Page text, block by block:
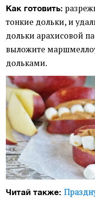
Как готовить:
тонкие дольки, и
дольки арахисовой
выложите
дольками.
Читай также: